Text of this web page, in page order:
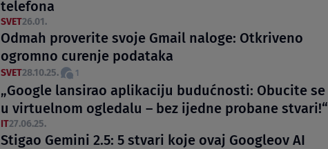
telefona
SVET26.01.
Odmah proverite svoje Gmail naloge: Otkriveno
ogromno curenje podataka
SVET28.10.25. 1
„Google lansirao aplikaciju budućnosti: Obucite se
u virtuelnom ogledalu – bez ijedne probane stvari!“
IT27.06.25.
Stigao Gemini 2.5: 5 stvari koje ovaj Googleov AI